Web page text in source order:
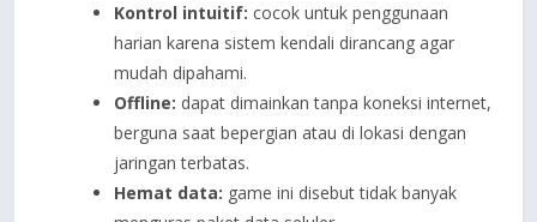
Kontrol intuitif: cocok untuk penggunaan
harian karena sistem kendali dirancang agar
mudah dipahami.
Offline: dapat dimainkan tanpa koneksi internet,
berguna saat bepergian atau di lokasi dengan
jaringan terbatas.
Hemat data: game ini disebut tidak banyak